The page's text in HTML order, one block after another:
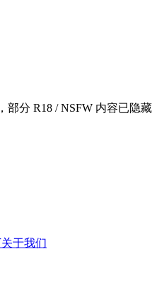
部分 R18 / NSFW 内容已
关于我们